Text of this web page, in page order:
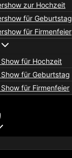
zur Hochzeit
für Geburtstag
für Firmenfeier
Show für Hochzeit
Show für Geburtstag
Show für Firmenfeier